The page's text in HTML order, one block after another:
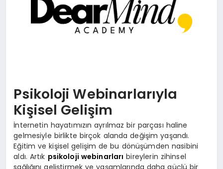
Psikoloji Webinarlarıyla
Kişisel Gelişim
İnternetin hayatımızın ayrılmaz bir parçası haline
gelmesiyle birlikte birçok alanda değişim yaşandı.
Eğitim ve kişisel gelişim de bu dönüşümden nasibini
aldı. Artık psikoloji webinarları bireylerin zihinsel